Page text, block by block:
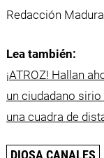
Redacción
Lea también:
¡ATROZ! Hallan
un ciudadano
una cuadra de
DIOSA CANALES